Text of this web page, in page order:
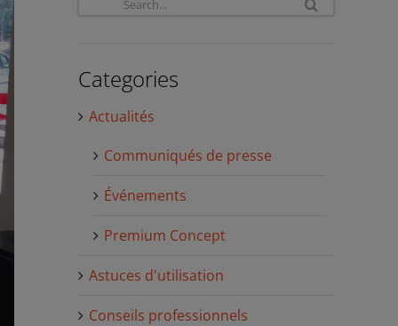
Categories
Actualités
Communiqués de presse
Événements
Premium Concept
Astuces d'utilisation
Conseils professionnels